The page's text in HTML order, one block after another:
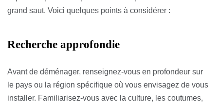
grand saut. Voici quelques points à considérer :
Recherche approfondie
Avant de déménager, renseignez-vous en profondeur sur
le pays ou la région spécifique où vous envisagez de vous
installer. Familiarisez-vous avec la culture, les coutumes,